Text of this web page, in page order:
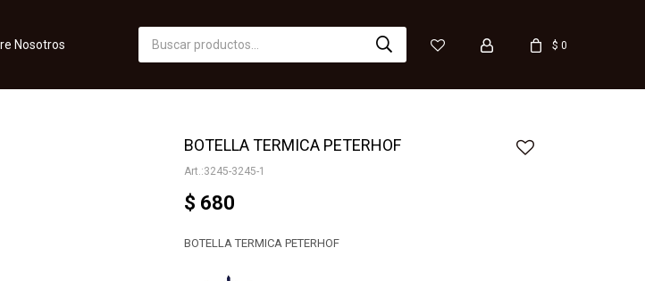
Nosotros $ 0
BOTELLA TERMICA PETERHOF
3245-3245-1
$ 680
BOTELLA TERMICA PETERHOF